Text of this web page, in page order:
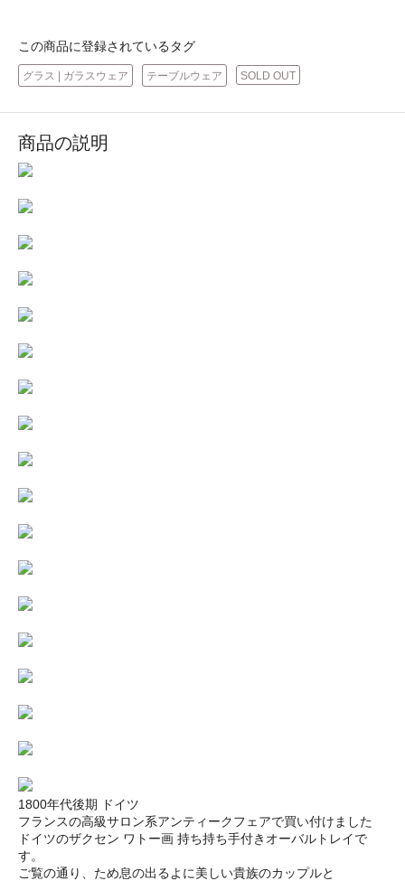
この商品に登録されているタグ
グラス | ガラスウェア テーブルウェア SOLD OUT
商品の説明
1800年代後期 ドイツ
フランスの高級サロン系アンティークフェアで買い付けました
ドイツのザクセン ワトー画 持ち持ち手付きオーバルトレイで
す。
ご覧の通り、ため息の出るよに美しい貴族のカップルと